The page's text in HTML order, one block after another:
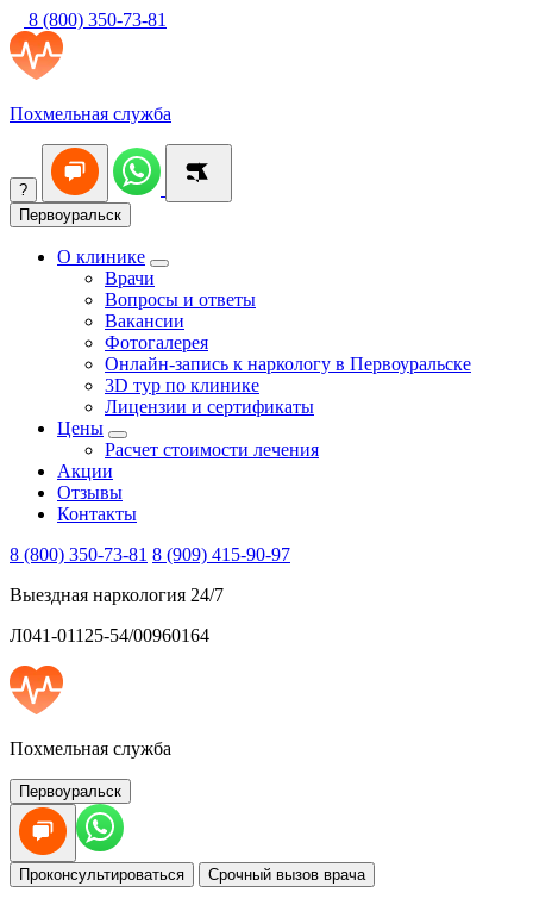
8 (800) 350-73-81
Похмельная служба
?
Первоуральск
О клинике
Врачи
Вопросы и ответы
Вакансии
Фотогалерея
Онлайн-запись к наркологу в Первоуральске
3D тур по клинике
Лицензии и сертификаты
Цены
Расчет стоимости лечения
Акции
Отзывы
Контакты
8 (800) 350-73-81 8 (909) 415-90-97
Выездная наркология 24/7
Л041-01125-54/00960164
Похмельная служба
Первоуральск
Проконсультироваться Срочный вызов врача